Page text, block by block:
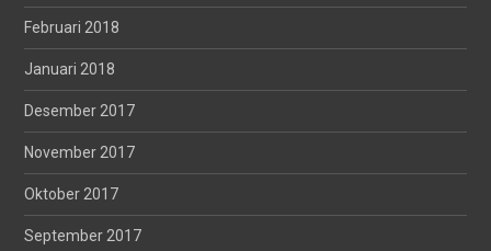
Februari 2018
Januari 2018
Desember 2017
November 2017
Oktober 2017
September 2017